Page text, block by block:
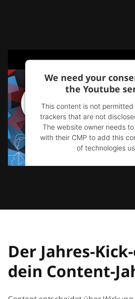
We need your
the Youtube
This content is not
trackers that are not
The website owner needs
with their CMP to add this
of technologies
Powered by
Der Jahres-
dein Content-